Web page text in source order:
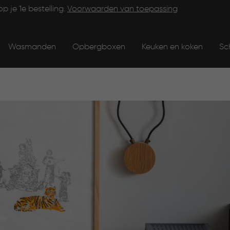
je 1e bestelling. Voorwaarden van toepassing
Wasmanden Opbergboxen Keuken en koken